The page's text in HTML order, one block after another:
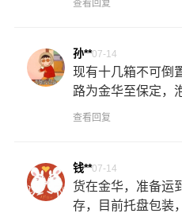
查看回复
孙**07-14
现有十几箱不可倒
路为金华至保定，
查看回复
钱**07-14
货在金华，准备运
存，目前托盘包装